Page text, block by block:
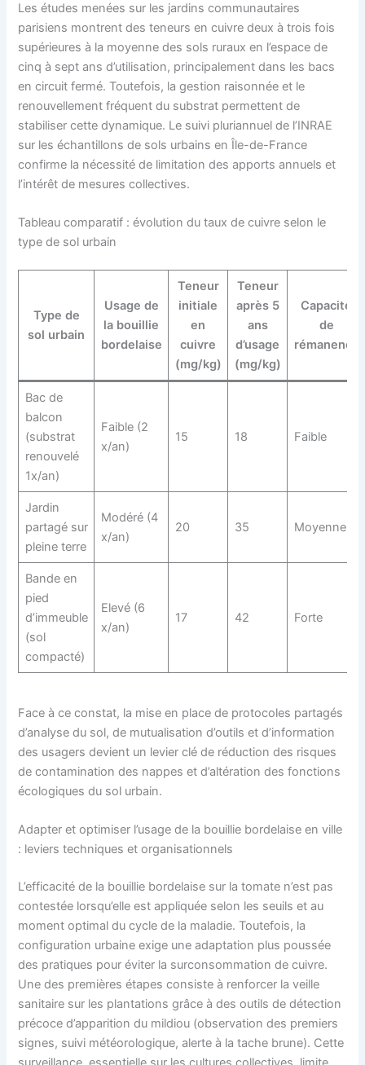
Les études menées sur les jardins communautaires
parisiens montrent des teneurs en cuivre deux à trois fois
supérieures à la moyenne des sols ruraux en l’espace de
cinq à sept ans d’utilisation, principalement dans les bacs
en circuit fermé. Toutefois, la gestion raisonnée et le
renouvellement fréquent du substrat permettent de
stabiliser cette dynamique. Le suivi pluriannuel de l’INRAE
sur les échantillons de sols urbains en Île-de-France
confirme la nécessité de limitation des apports annuels et
l’intérêt de mesures collectives.
Tableau comparatif : évolution du taux de cuivre selon le
type de sol urbain
Type de
sol urbain
Usage de
la bouillie
bordelaise
Teneur
initiale
en
cuivre
(mg/kg)
Teneur
après 5
ans
d’usage
(mg/kg)
Capacité
de
rémanence
Bac de
balcon
(substrat
renouvelé
1x/an)
Faible (2
x/an)
15 18 Faible
Jardin
partagé sur
pleine terre
Modéré (4
x/an)
20 35 Moyenne
Bande en
pied
d’immeuble
(sol
compacté)
Elevé (6
x/an)
17 42 Forte
Face à ce constat, la mise en place de protocoles partagés
d’analyse du sol, de mutualisation d’outils et d’information
des usagers devient un levier clé de réduction des risques
de contamination des nappes et d’altération des fonctions
écologiques du sol urbain.
Adapter et optimiser l’usage de la bouillie bordelaise en ville
: leviers techniques et organisationnels
L’efficacité de la bouillie bordelaise sur la tomate n’est pas
contestée lorsqu’elle est appliquée selon les seuils et au
moment optimal du cycle de la maladie. Toutefois, la
configuration urbaine exige une adaptation plus poussée
des pratiques pour éviter la surconsommation de cuivre.
Une des premières étapes consiste à renforcer la veille
sanitaire sur les plantations grâce à des outils de détection
précoce d’apparition du mildiou (observation des premiers
signes, suivi météorologique, alerte à la tache brune). Cette